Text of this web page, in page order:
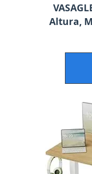
Altura,